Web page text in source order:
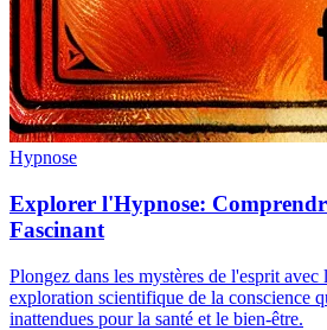
Hypnose
Explorer l'Hypnose:
Fascinant
Plongez dans les mystères de l'esprit avec
exploration scientifique de la conscience
inattendues pour la santé et le bien-être.